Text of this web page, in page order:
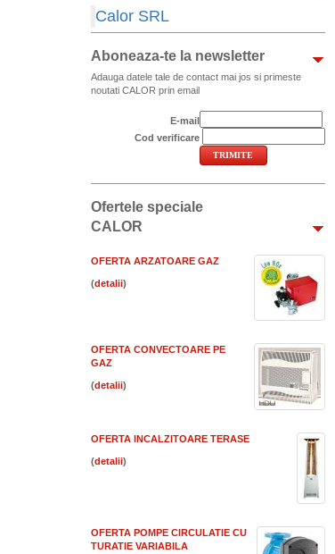
Calor SRL
Aboneaza-te la newsletter
Adauga datele tale de contact mai jos si primeste
noutati CALOR prin email
E-mail
Cod verificare
Ofertele speciale
CALOR
OFERTA ARZATOARE GAZ
( )
OFERTA CONVECTOARE PE
GAZ
( )
OFERTA INCALZITOARE TERASE
( )
OFERTA POMPE CIRCULATIE CU
TURATIE VARIABILA